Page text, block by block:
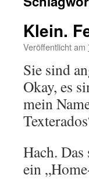
Klein.
Veröffentlicht am
Sie sind
Okay, es
mein
Hach.
ein